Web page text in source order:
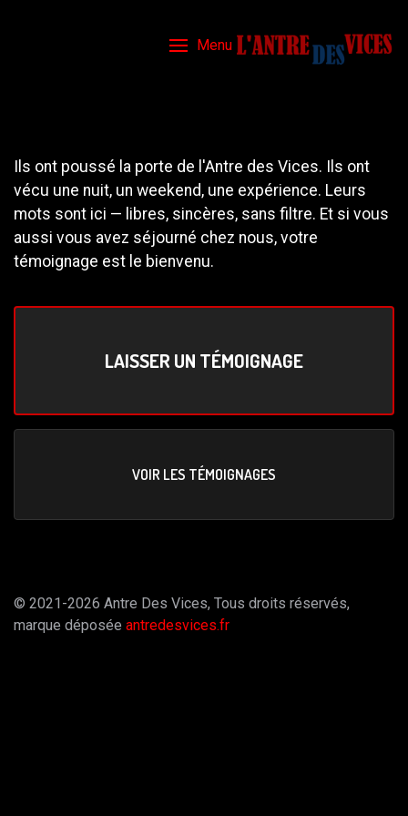
Menu
Ils ont poussé la porte de l'Antre des Vices. Ils ont
vécu une nuit, un weekend, une expérience. Leurs
mots sont ici — libres, sincères, sans filtre. Et si vous
aussi vous avez séjourné chez nous, votre
témoignage est le bienvenu.
LAISSER UN TÉMOIGNAGE
VOIR LES TÉMOIGNAGES
© 2021-2026 Antre Des Vices, Tous droits réservés,
marque déposée antredesvices.fr